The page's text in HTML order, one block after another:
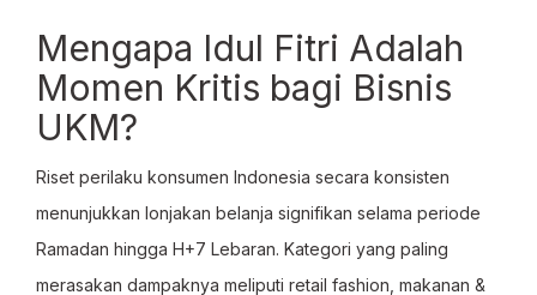
Mengapa Idul Fitri Adalah
Momen Kritis bagi Bisnis
UKM?
Riset perilaku konsumen Indonesia secara konsisten
menunjukkan lonjakan belanja signifikan selama periode
Ramadan hingga H+7 Lebaran. Kategori yang paling
merasakan dampaknya meliputi retail fashion, makanan &